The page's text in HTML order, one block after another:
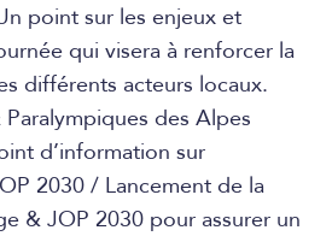
point sur les enjeux et
qui visera à renforcer la
différents acteurs locaux.
des Alpes
d’information sur
2030 / Lancement de la
& JOP 2030 pour assurer un